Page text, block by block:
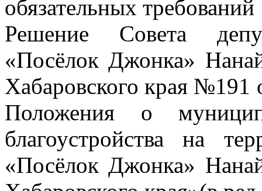
обязательных требований
Решение Совета
«Посёлок Джонка»
Хабаровского края
Положения о
благоустройства на
«Посёлок Джонка»